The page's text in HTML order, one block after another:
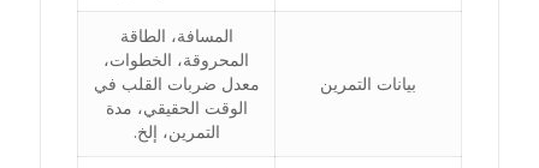
بيانات التمرين
المسافة، الطاقة
المحروقة، الخطوات،
معدل ضربات القلب في
الوقت الحقيقي، مدة
التمرين، إلخ.